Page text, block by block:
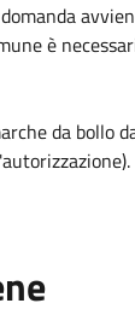
è
da bollo